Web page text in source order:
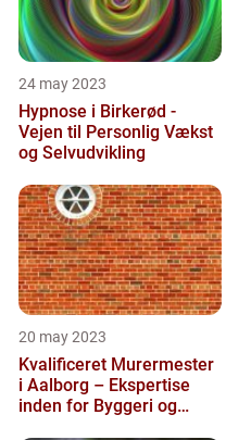
24 may 2023
Hypnose i Birkerød -
Vejen til Personlig Vækst
og Selvudvikling
20 may 2023
Kvalificeret Murermester
i Aalborg – Ekspertise
inden for Byggeri og